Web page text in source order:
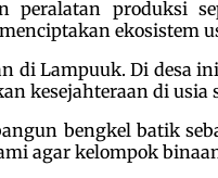
peralatan produksi
ekosistem
di Lampuuk. Di desa
kesejahteraan di usia
bengkel batik
agar kelompok